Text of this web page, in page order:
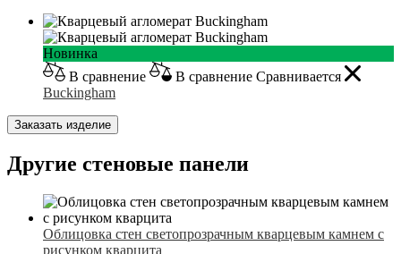
Новинка
В сравнение
В сравнение Сравнивается
Buckingham
Заказать изделие
Другие стеновые панели
Облицовка стен светопрозрачным кварцевым камнем с
рисунком кварцита